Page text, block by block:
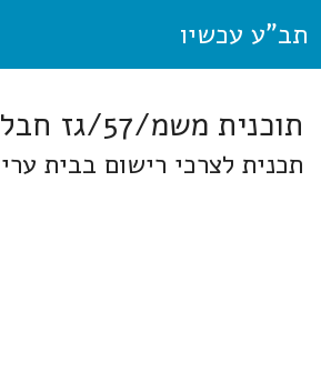
תב"ע עכשיו
תוכנית משמ/57/גז חבל מודיעין
תכנית לצרכי רישום בבית